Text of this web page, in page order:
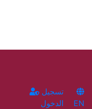
الدخول
EN